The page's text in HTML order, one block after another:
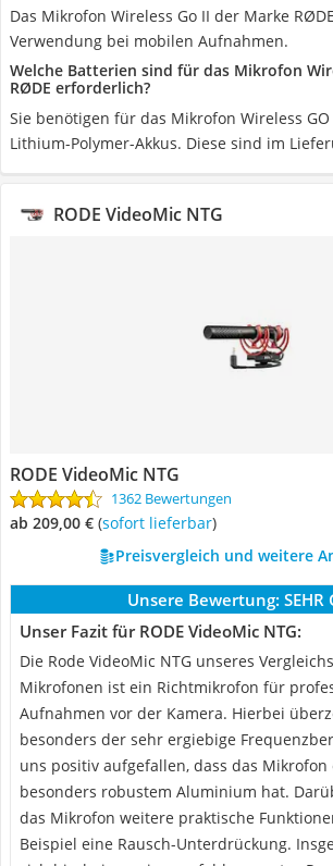
Das Mikrofon Wireless Go II der Marke
Verwendung bei mobilen Aufnahmen.
Welche Batterien sind für das Mikrofon
RØDE erforderlich?
Sie benötigen für das Mikrofon Wireless
Lithium-Polymer-Akkus. Diese sind im
RODE VideoMic NTG
RODE VideoMic NTG
1362 Bewertungen
ab 209,00 € ( Sofort lieferbar)
Preisvergleich und weitere
Unsere Bewertung: SEHR
Unser Fazit für RODE VideoMic NTG:
Die Rode VideoMic NTG unseres
Mikrofonen ist ein Richtmikrofon für
Aufnahmen vor der Kamera. Hierbei
besonders der sehr ergiebige
uns positiv aufgefallen, dass das Mikrofon
besonders robustem Aluminium hat.
das Mikrofon weitere praktische
Beispiel eine Rausch-Unterdrückung.